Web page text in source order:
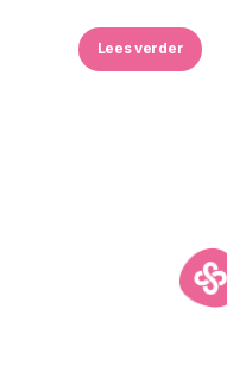
Lees verder